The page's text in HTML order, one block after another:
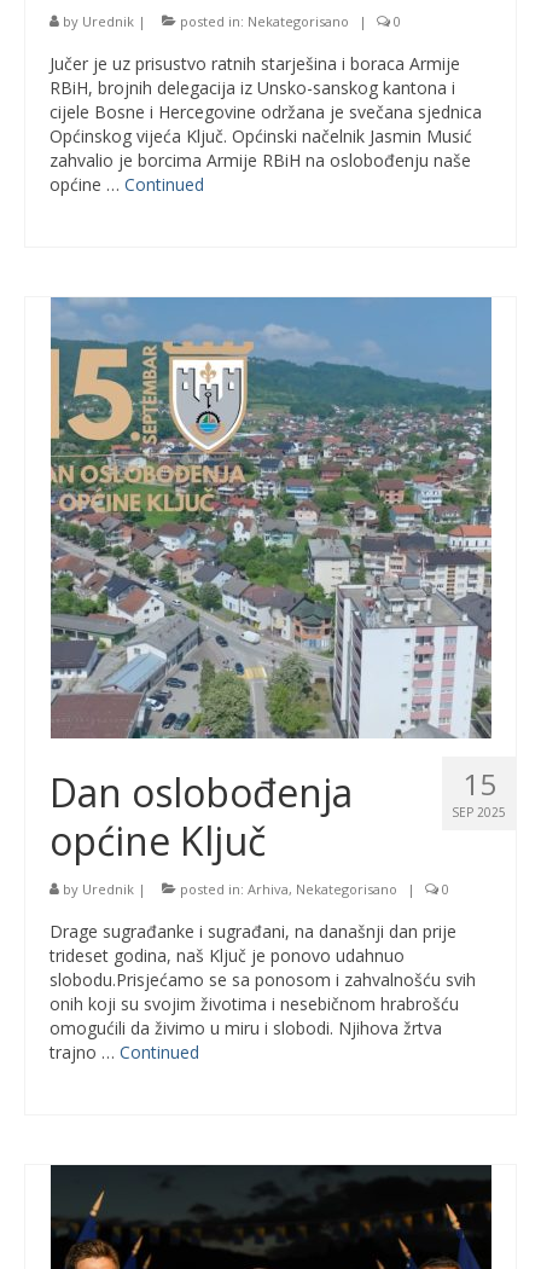
by Urednik | posted in: Nekategorisano | 0
Jučer je uz prisustvo ratnih starješina i boraca Armije
RBiH, brojnih delegacija iz Unsko-sanskog kantona i
cijele Bosne i Hercegovine održana je svečana sjednica
Općinskog vijeća Ključ. Općinski načelnik Jasmin Musić
zahvalio je borcima Armije RBiH na oslobođenju naše
općine … Continued
15
SEP 2025
Dan oslobođenja
općine Ključ
by Urednik | posted in: Arhiva, Nekategorisano | 0
Drage sugrađanke i sugrađani, na današnji dan prije
trideset godina, naš Ključ je ponovo udahnuo
slobodu.Prisjećamo se sa ponosom i zahvalnošću svih
onih koji su svojim životima i nesebičnom hrabrošću
omogućili da živimo u miru i slobodi. Njihova žrtva
trajno … Continued